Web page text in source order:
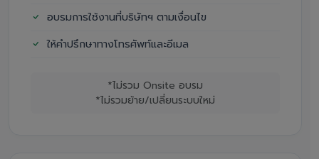
อบรมการใช้งานที่บริษัทฯ ตามเงื่อนไข
ให้คำปรึกษาทางโทรศัพท์และอีเมล
*ไม่รวม Onsite อบรม
*ไม่รวมย้าย/เปลี่ยนระบบใหม่